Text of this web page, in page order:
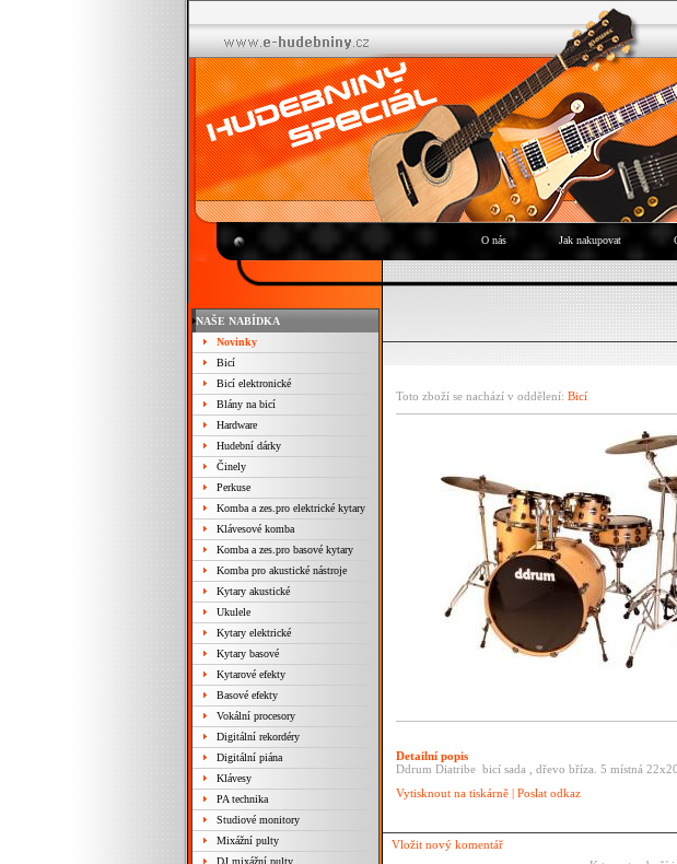
O nás Jak nakupovat
NAŠE NABÍDKA
Novinky
Bicí
Bicí elektronické
Blány na bicí
Hardware
Hudební dárky
Činely
Perkuse
Komba a zes.pro elektrické kytary
Klávesové komba
Komba a zes.pro basové kytary
Komba pro akustické nástroje
Kytary akustické
Ukulele
Kytary elektrické
Kytary basové
Kytarové efekty
Basové efekty
Vokální procesory
Digitální rekordéry
Digitální piána
Klávesy
PA technika
Studiové monitory
Mixážní pulty
DJ mixážní pulty
Toto zboží se nachází v oddělení: Bicí
Detailní popis
Ddrum Diatribe bicí sada , dřevo bříza. 5 místná
Vytisknout na tiskárně | Poslat odkaz
Vložit nový komentář